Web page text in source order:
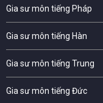
Gia sư môn tiếng Pháp
Gia sư môn tiếng Hàn
Gia sư môn tiếng Trung
Gia sư môn tiếng Đức